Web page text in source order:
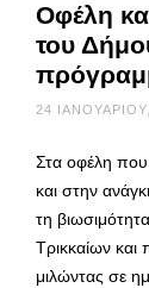
Οφέλη
του
24
Στα οφέλη
και στην
τη
Τρικκαίων
μιλώντας σε